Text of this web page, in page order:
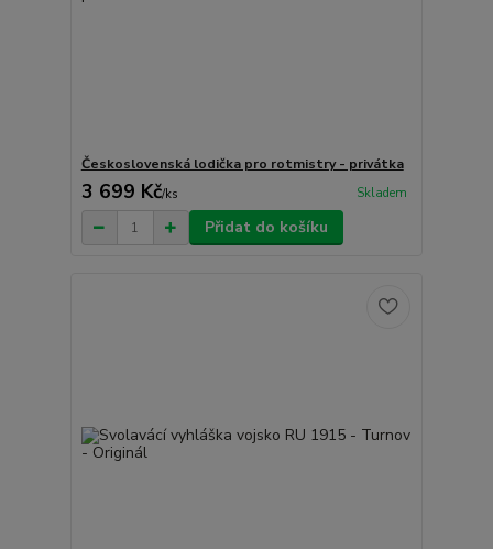
Československá lodička pro rotmistry - privátka
3 699 Kč/ks Skladem
Přidat do košíku